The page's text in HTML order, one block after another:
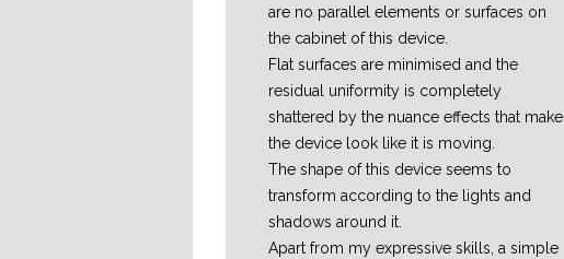
are no parallel elements or surfaces on
the cabinet of this device.
Flat surfaces are minimised and the
residual uniformity is completely
shattered by the nuance effects that make
the device look like it is moving.
The shape of this device seems to
transform according to the lights and
shadows around it.
Apart from my expressive skills, a simple